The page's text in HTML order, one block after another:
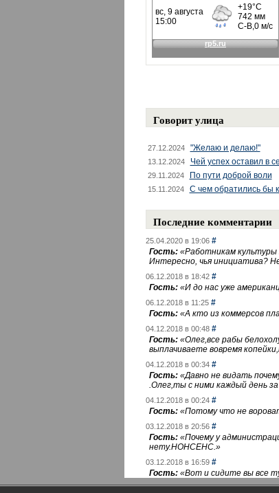
Говорит улица
27.12.2024 "Желаю и делаю!"
13.12.2024 Чей успех оставил в
29.11.2024 По пути доброй воли
15.11.2024 С чем обратились бы
Последние комментарии
25.04.2020 в 19:06 #
Гость: «Работникам культуры
Интересно, чья инициатива?
06.12.2018 в 18:42 #
Гость: «И до нас уже
06.12.2018 в 11:25 #
Гость: «А кто из коммерсов
04.12.2018 в 00:48 #
Гость: «Олег,все рабы
выплачиваете вовремя
04.12.2018 в 00:34 #
Гость: «Давно не видать
.Олег,ты с ними каждый день за
04.12.2018 в 00:24 #
Гость: «Потому что не
03.12.2018 в 20:56 #
Гость: «Почему у
нету.НОНСЕНС.»
03.12.2018 в 16:59 #
Гость: «Вот и сидите вы все